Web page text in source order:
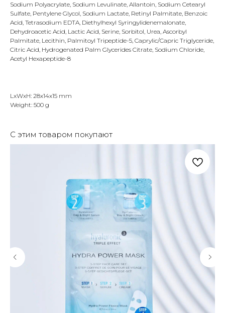
Sodium Polyacrylate, Sodium Levulinate, Allantoin, Sodium Cetearyl
Sulfate, Pentylene Glycol, Sodium Lactate, Retinyl Palmitate, Benzoic
Acid, Tetrasodium EDTA, Diethylhexyl Syringylidenemalonate,
Dehydroacetic Acid, Lactic Acid, Serine, Sorbitol, Urea, Ascorbyl
Palmitate, Lecithin, Palmitoyl Tripeptide-5, Caprylic/Capric Triglyceride,
Citric Acid, Hydrogenated Palm Glycerides Citrate, Sodium Chloride,
Acetyl Hexapeptide-8
LxWxH: 28x14x15 mm
Weight: 500 g
С этим товаром покупают